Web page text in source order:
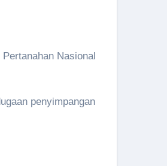
Nasional
penyimpangan